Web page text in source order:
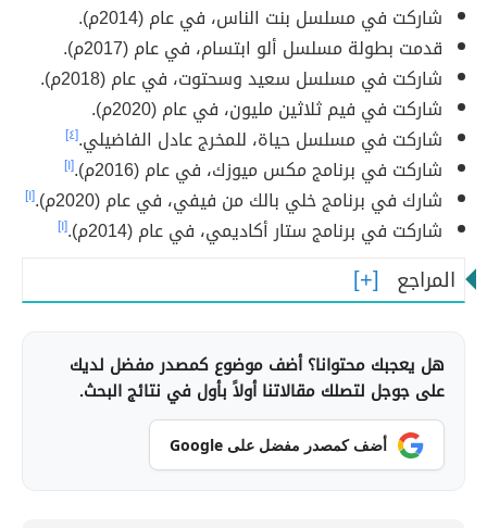
شاركت في مسلسل بنت الناس، في عام (2014م).
قدمت بطولة مسلسل ألو ابتسام، في عام (2017م).
شاركت في مسلسل سعيد وسحتوت، في عام (2018م).
شاركت في فيم ثلاثين مليون، في عام (2020م).
شاركت في مسلسل حياة، للمخرج عادل الفاضيلي.[٤]
شاركت في برنامج مكس ميوزك، في عام (2016م). [١]
شارك في برنامج خلي بالك من فيفي، في عام (2020م). [١]
شاركت في برنامج ستار أكاديمي، في عام (2014م). [١]
المراجع
هل يعجبك محتوانا؟ أضف موضوع كمصدر مفضل لديك
على جوجل لتصلك مقالاتنا أولاً بأول في نتائج البحث.
أضف كمصدر مفضل على Google